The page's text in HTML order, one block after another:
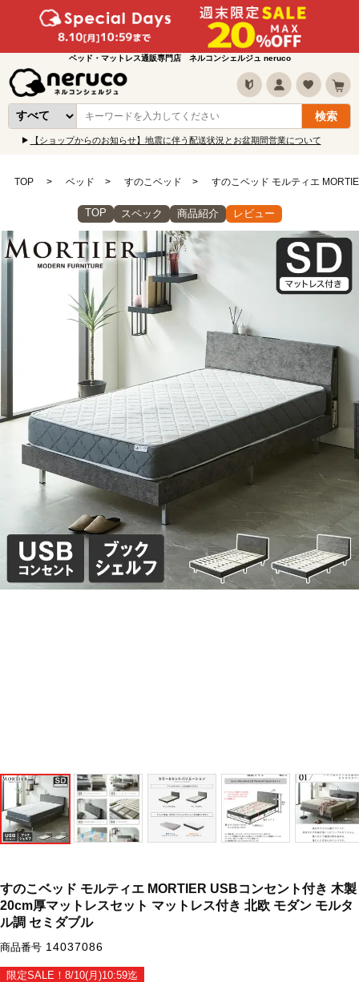
ベッド・マットレス通販専門店 ネルコンシェルジュ neruco
【ショップからのお知らせ】地震に伴う配送状況とお盆期間営業について
TOP ベッド すのこベッド すのこベッド モルティエ
TOP スペック 商品紹介 レビュー
すのこベッド モルティエ MORTIER USBコンセント付き 木製
20cm厚マットレスセット マットレス付き 北欧 モダン モルタ
ル調 セミダブル
商品番号 14037086
限定SALE！8/10(月)10:59迄